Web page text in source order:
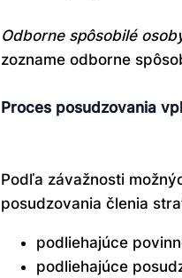
Odborne spôsobilé
zozname odborne
Proces posudzovania
Podľa závažnosti
posudzovania členia
podliehajúce
podliehajúce